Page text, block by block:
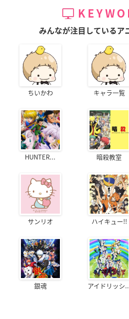
みんなが注目しているア
ちいかわ キャラ一覧
HUNTER... 暗殺教室
サンリオ ハイキュー!!
銀魂 アイドリッシ